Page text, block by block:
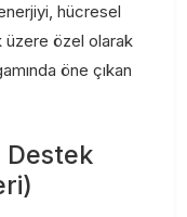
hücresel
üzere özel olarak
öne çıkan
Destek